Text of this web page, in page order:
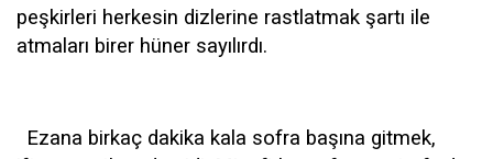
peşkirleri herkesin dizlerine rastlatmak şartı ile
atmaları birer hüner sayılırdı.
Ezana birkaç dakika kala sofra başına gitmek,